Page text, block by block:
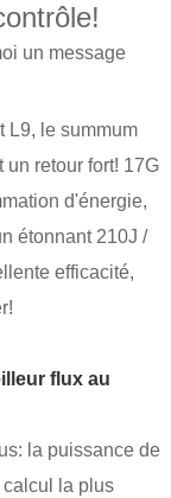
un message
L9, le summum
retour fort! 17G
d'énergie,
étonnant 210J /
efficacité,
flux au
la puissance de
calcul la plus